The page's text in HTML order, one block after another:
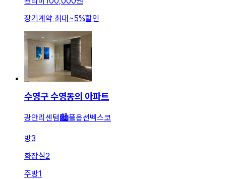
장기계약 최대~5%할인
수영구 수영동의 아파트
광안리센텀🏙️풀옵션벡스코
방3
화장실2
주방1